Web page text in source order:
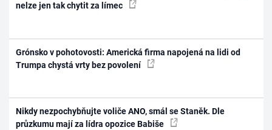
nelze jen tak chytit za límec
Grónsko v pohotovosti: Americká firma napojená na lidi od
Trumpa chystá vrty bez povolení
Nikdy nezpochybňujte voliče ANO, smál se Staněk. Dle
průzkumu mají za lídra opozice Babiše